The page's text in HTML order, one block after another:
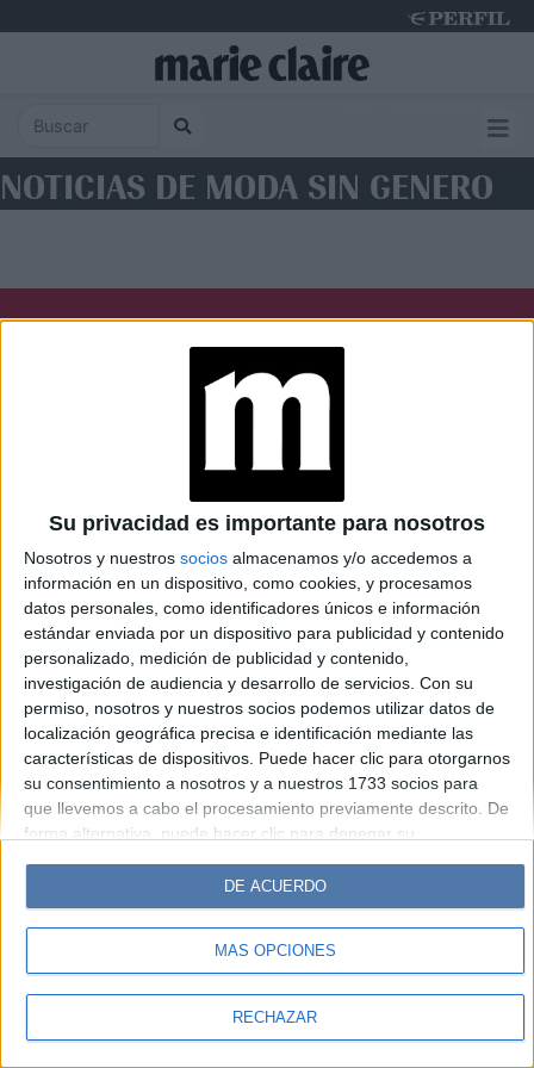
Su privacidad es importante para nosotros
Nosotros y nuestros socios almacenamos y/o accedemos a
información en un dispositivo, como cookies, y procesamos
datos personales, como identificadores únicos e información
estándar enviada por un dispositivo para publicidad y contenido
personalizado, medición de publicidad y contenido,
investigación de audiencia y desarrollo de servicios. Con su
permiso, nosotros y nuestros socios podemos utilizar datos de
localización geográfica precisa e identificación mediante las
características de dispositivos. Puede hacer clic para otorgarnos
su consentimiento a nosotros y a nuestros 1733 socios para
que llevemos a cabo el procesamiento previamente descrito. De
forma alternativa, puede hacer clic para denegar su
cambiar sus preferencias antes de otorgar su consentimiento.
Tenga en cuenta que algún procesamiento de sus datos
personales puede no requerir de su consentimiento, pero usted
tiene el derecho de rechazar tal procesamiento. Sus
sus preferencias o retirar su consentimiento en cualquier
MÁS OPCIONES
RECHAZAR
DE ACUERDO
NOTICIAS DE MODA SIN GENERO
Caras Noticias
Weekend Parabrisas
Look
Luz Mía Lunateen Break BATimes
© Perfil.com 2006-2019 - Todos los derechos reservados
Registro de Propiedad Intelectual: Nro. 5346433